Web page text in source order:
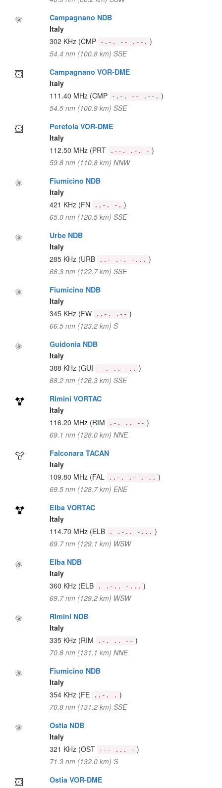
Campagnano NDB
Italy
302 KHz (CMP -.-. -- .--. )
54.4 nm (100.8 km) SSE
Campagnano VOR-DME
Italy
111.40 MHz (CMP -.-. -- .--. )
54.5 nm (100.9 km) SSE
Peretola VOR-DME
Italy
112.50 MHz (PRT .--. .-. - )
59.8 nm (110.8 km) NNW
Fiumicino NDB
Italy
421 KHz (FN ..-. -. )
65.0 nm (120.5 km) SSE
Urbe NDB
Italy
285 KHz (URB ..- .-. -... )
66.3 nm (122.7 km) SSE
Fiumicino NDB
Italy
345 KHz (FW ..-. .-- )
66.5 nm (123.2 km) S
Guidonia NDB
Italy
388 KHz (GUI --. ..- .. )
68.2 nm (126.3 km) SSE
Rimini VORTAC
Italy
116.20 MHz (RIM .-. .. -- )
69.1 nm (128.0 km) NNE
Falconara TACAN
Italy
109.80 MHz (FAL ..-. .- .-.. )
69.5 nm (128.7 km) ENE
Elba VORTAC
Italy
114.70 MHz (ELB . .-.. -... )
69.7 nm (129.1 km) WSW
Elba NDB
Italy
360 KHz (ELB . .-.. -... )
69.7 nm (129.2 km) WSW
Rimini NDB
Italy
335 KHz (RIM .-. .. -- )
70.8 nm (131.1 km) NNE
Fiumicino NDB
Italy
354 KHz (FE ..-. . )
70.8 nm (131.2 km) SSE
Ostia NDB
Italy
321 KHz (OST --- ... - )
71.3 nm (132.0 km) S
Ostia VOR-DME